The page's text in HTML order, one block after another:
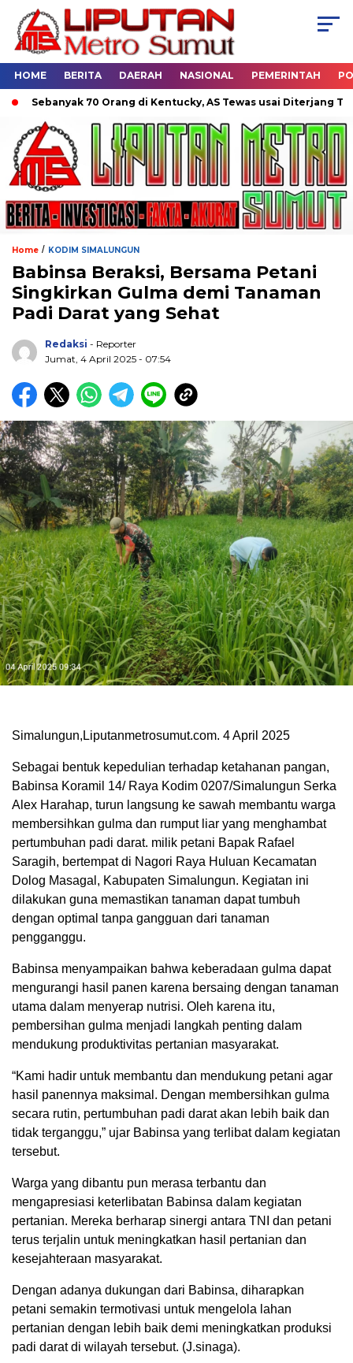
HOME BERITA DAERAH NASIONAL PEMERINTAH
Sebanyak 70 Orang di Kentucky, AS Tewas usai Diterjang Tornado
Home / KODIM SIMALUNGUN
Babinsa Beraksi, Bersama Petani
Singkirkan Gulma demi Tanaman
Padi Darat yang Sehat
Redaksi - Reporter
Jumat, 4 April 2025 - 07:54
Simalungun,Liputanmetrosumut.com. 4 April 2025
Sebagai bentuk kepedulian terhadap ketahanan pangan,
Babinsa Koramil 14/ Raya Kodim 0207/Simalungun Serka
Alex Harahap, turun langsung ke sawah membantu warga
membersihkan gulma dan rumput liar yang menghambat
pertumbuhan padi darat. milik petani Bapak Rafael
Saragih, bertempat di Nagori Raya Huluan Kecamatan
Dolog Masagal, Kabupaten Simalungun. Kegiatan ini
dilakukan guna memastikan tanaman dapat tumbuh
dengan optimal tanpa gangguan dari tanaman
pengganggu.
Babinsa menyampaikan bahwa keberadaan gulma dapat
mengurangi hasil panen karena bersaing dengan tanaman
utama dalam menyerap nutrisi. Oleh karena itu,
pembersihan gulma menjadi langkah penting dalam
mendukung produktivitas pertanian masyarakat.
“Kami hadir untuk membantu dan mendukung petani agar
hasil panennya maksimal. Dengan membersihkan gulma
secara rutin, pertumbuhan padi darat akan lebih baik dan
tidak terganggu,” ujar Babinsa yang terlibat dalam kegiatan
tersebut.
Warga yang dibantu pun merasa terbantu dan
mengapresiasi keterlibatan Babinsa dalam kegiatan
pertanian. Mereka berharap sinergi antara TNI dan petani
terus terjalin untuk meningkatkan hasil pertanian dan
kesejahteraan masyarakat.
Dengan adanya dukungan dari Babinsa, diharapkan
petani semakin termotivasi untuk mengelola lahan
pertanian dengan lebih baik demi meningkatkan produksi
padi darat di wilayah tersebut. (J.sinaga).